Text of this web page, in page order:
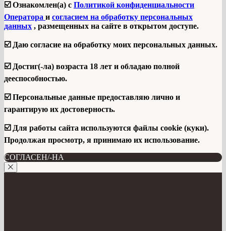
☑️ Ознакомлен(а) с Политикой конфиденциальности
Оператора и согласием на обработку персональных
данных , размещенных на сайте в открытом доступе.
☑️ Даю согласие на обработку моих персональных данных.
☑️ Достиг(-ла) возраста 18 лет и обладаю полной
дееспособностью.
☑️ Персональные данные предоставляю лично и
гарантирую их достоверность.
☑️ Для работы сайта используются файлы cookie (куки).
Продолжая просмотр, я принимаю их использование.
СОГЛАСЕН/-НА